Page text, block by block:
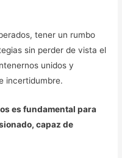
tener un rumbo
sin perder de vista el
unidos y
incertidumbre.
es fundamental para
capaz de